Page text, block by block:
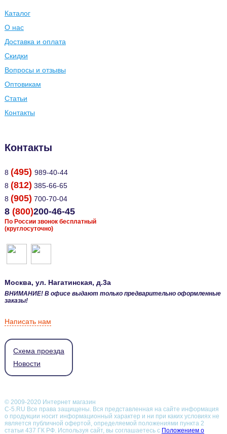
Каталог
О нас
Доставка и оплата
Скидки
Вопросы и отзывы
Оптовикам
Статьи
Контакты
Контакты
8 (495) 989-40-44
8 (812) 385-66-65
8 (905) 700-70-04
8 (800)200-46-45
По России звонок бесплатный
(круглосуточно)
Москва, ул. Нагатинская, д.3а
ВНИМАНИЕ! В офисе выдают только предварительно оформленные
заказы!
Написать нам
Схема проезда
Новости
© 2009-2020 Интернет магазин
С-5.RU Все права защищены. Вся представленная на сайте информация
о продукции носит информационный характер и ни при каких условиях не
является публичной офертой, определяемой положениями пункта 2
статьи 437 ГК РФ.Используя сайт, вы соглашаетесь с Положением о